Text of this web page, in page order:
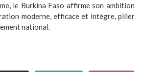
le Burkina Faso affirme son ambition
moderne, efficace et intègre, pilier
national.